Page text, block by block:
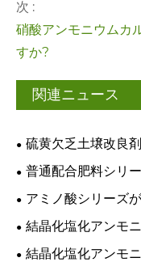
次 :
硝酸アンモニウムカ
すか?
関連ニュース
硫黄欠乏土壌改良
えるのはなぜですか?
普通配合肥料シリ
アミノ酸シリーズ
由とは?
結晶化塩化アンモ
農業と産業に不可欠
結晶化塩化アンモ